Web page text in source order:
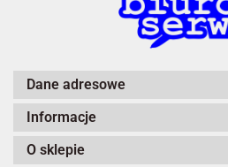
A4
Dane adresowe
Informacje
O sklepie